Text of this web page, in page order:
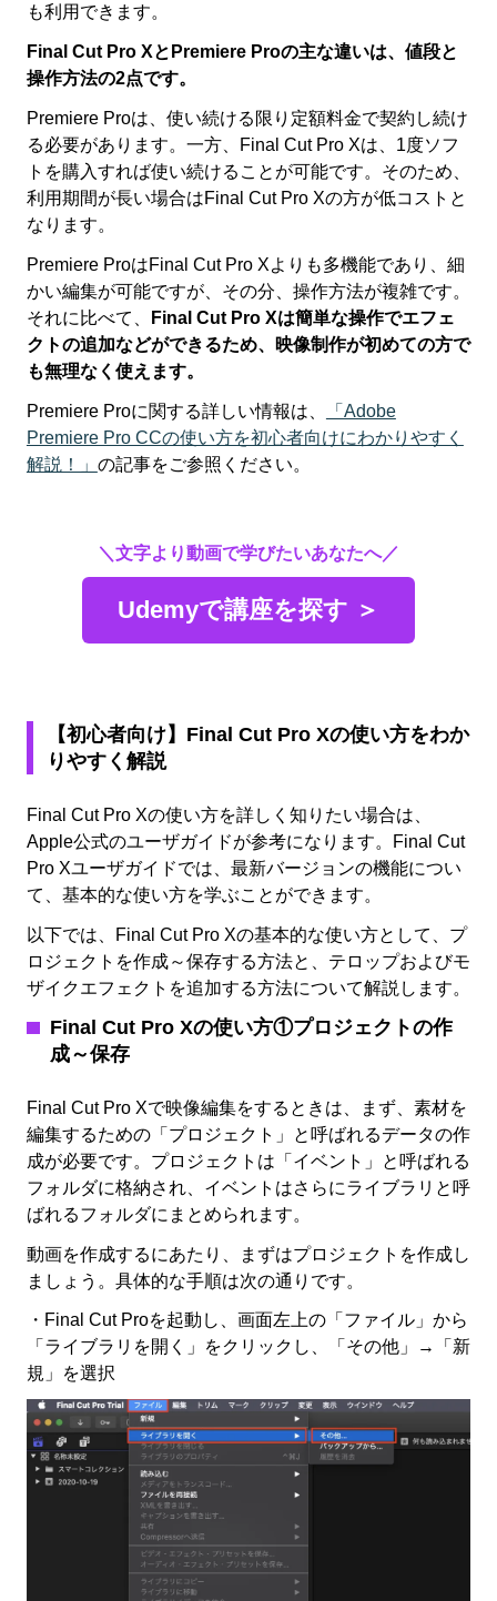
も利用できます。
Final Cut Pro XとPremiere Proの主な違いは、値段と
操作方法の2点です。
Premiere Proは、使い続ける限り定額料金で契約し続け
る必要があります。一方、Final Cut Pro Xは、1度ソフ
トを購入すれば使い続けることが可能です。そのため、
利用期間が長い場合はFinal Cut Pro Xの方が低コストと
なります。
Premiere ProはFinal Cut Pro Xよりも多機能であり、細
かい編集が可能ですが、その分、操作方法が複雑です。
それに比べて、 Final Cut Pro Xは簡単な操作でエフェ
クトの追加などができるため、映像制作が初めての方で
も無理なく使えます。
Premiere Proに関する詳しい情報は、
「Adobe
Premiere Pro CCの使い方を初心者向けにわかりやすく
解説！」 の記事をご参照ください。
＼文字より動画で学びたいあなたへ／
Udemyで講座を探す ＞
【初心者向け】Final Cut Pro Xの使い方をわか
りやすく解説
Final Cut Pro Xの使い方を詳しく知りたい場合は、
Apple公式のユーザガイドが参考になります。Final Cut
Pro Xユーザガイドでは、最新バージョンの機能につい
て、基本的な使い方を学ぶことができます。
以下では、Final Cut Pro Xの基本的な使い方として、プ
ロジェクトを作成～保存する方法と、テロップおよびモ
ザイクエフェクトを追加する方法について解説します。
Final Cut Pro Xの使い方①プロジェクトの作
成～保存
Final Cut Pro Xで映像編集をするときは、まず、素材を
編集するための「プロジェクト」と呼ばれるデータの作
成が必要です。プロジェクトは「イベント」と呼ばれる
フォルダに格納され、イベントはさらにライブラリと呼
ばれるフォルダにまとめられます。
動画を作成するにあたり、まずはプロジェクトを作成し
ましょう。具体的な手順は次の通りです。
・Final Cut Proを起動し、画面左上の「ファイル」から
「ライブラリを開く」をクリックし、「その他」→「新
規」を選択